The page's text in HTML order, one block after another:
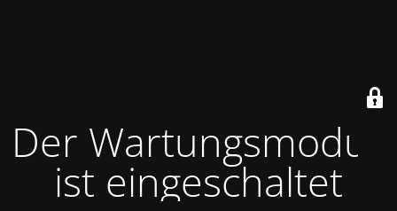
Der Wartungsmodus
ist eingeschaltet